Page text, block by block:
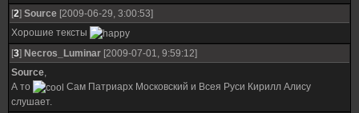
[2] Source [2009-06-29, 3:00:53]
Хорошие тексты
[3] Necros_Luminar [2009-07-01, 9:59:12]
Source,
А то
Сам Патриарх Московский и Всея Руси Кирилл Алису
слушает.